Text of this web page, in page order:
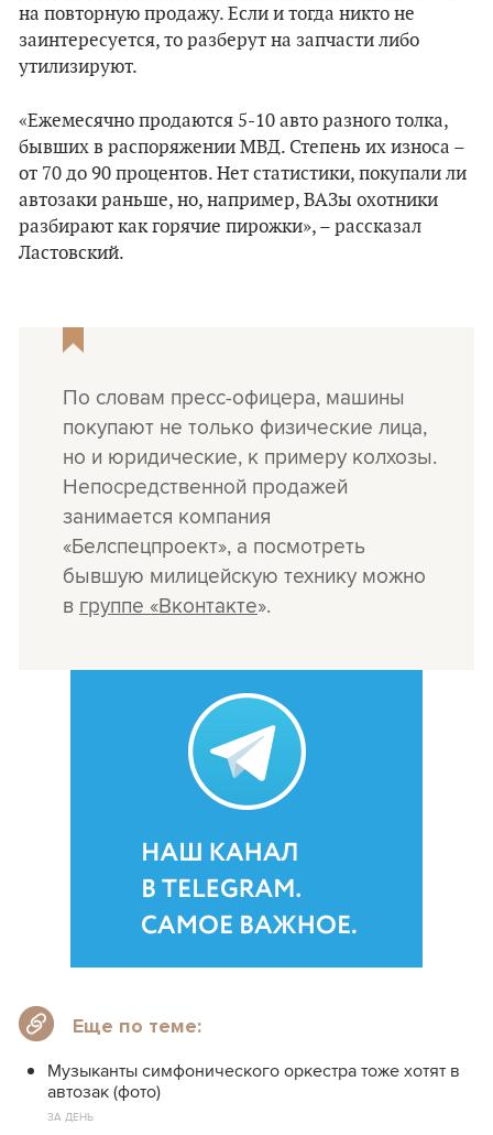
на повторную продажу. Если и тогда никто не
заинтересуется, то разберут на запчасти либо
утилизируют.
«Ежемесячно продаются 5-10 авто разного толка,
бывших в распоряжении МВД. Степень их износа –
от 70 до 90 процентов. Нет статистики, покупали ли
автозаки раньше, но, например, ВАЗы охотники
разбирают как горячие пирожки», – рассказал
Ластовский.
По словам пресс-офицера, машины
покупают не только физические лица,
но и юридические, к примеру колхозы.
Непосредственной продажей
занимается компания
«Белспецпроект», а посмотреть
бывшую милицейскую технику можно
в группе «Вконтакте».
Еще по теме:
Музыканты симфонического оркестра тоже хотят в
автозак (фото)
ЗА ДЕНЬ